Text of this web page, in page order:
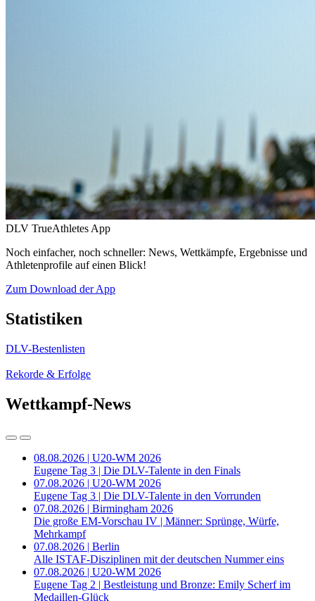
DLV TrueAthletes App
Noch einfacher, noch schneller: News, Wettkämpfe, Ergebnisse und
Athletenprofile auf einen Blick!
Zum Download der App
Statistiken
DLV-Bestenlisten
Rekorde & Erfolge
Wettkampf-News
08.08.2026 | U20-WM 2026
Eugene Tag 3 | Die DLV-Talente in den Finals
07.08.2026 | U20-WM 2026
Eugene Tag 3 | Die DLV-Talente in den Vorrunden
07.08.2026 | Birmingham 2026
Die große EM-Vorschau IV | Männer: Sprünge, Würfe,
Mehrkampf
07.08.2026 | Berlin
Alle ISTAF-Disziplinen mit der deutschen Nummer eins
07.08.2026 | U20-WM 2026
Eugene Tag 2 | Bestleistung und Bronze: Emily Scherf im
Medaillen-Glück